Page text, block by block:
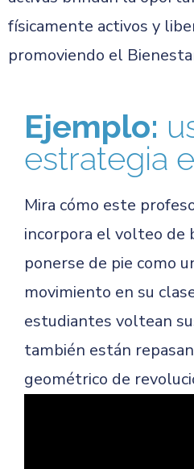
físicamente activos y
promoviendo el
Ejemplo:
estrategia
Mira cómo este
incorpora el volteo de
ponerse de pie como
movimiento en su
estudiantes voltean
también están
geométrico de